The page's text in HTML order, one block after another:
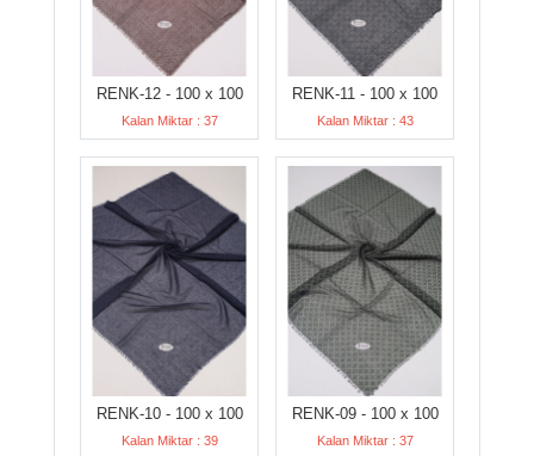
RENK-12 - 100 x 100
Kalan Miktar : 37
RENK-11 - 100 x 100
Kalan Miktar : 43
RENK-10 - 100 x 100
Kalan Miktar : 39
RENK-09 - 100 x 100
Kalan Miktar : 37